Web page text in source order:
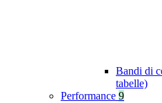
Bandi di
tabelle)
Performance 9